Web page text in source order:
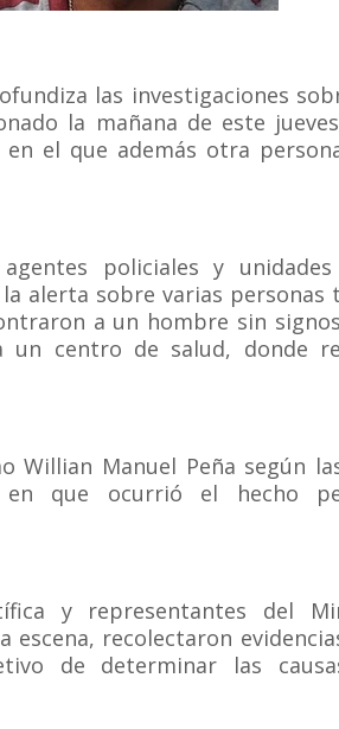
las investigaciones
la mañana de este
en el que además otra
policiales y unidades
alerta sobre varias personas
a un hombre sin
centro de salud, donde
Willian Manuel Peña según
en que ocurrió el hecho
y representantes del
escena, recolectaron
de determinar las